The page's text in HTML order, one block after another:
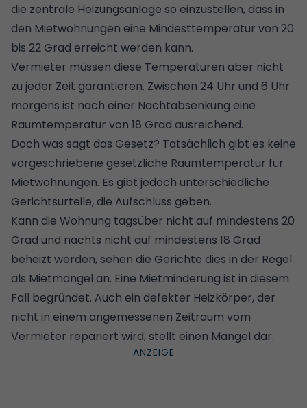
die zentrale Heizungsanlage so einzustellen, dass in
den Mietwohnungen eine Mindesttemperatur von 20
bis 22 Grad erreicht werden kann.
Vermieter müssen diese Temperaturen aber nicht
zu jeder Zeit garantieren. Zwischen 24 Uhr und 6 Uhr
morgens ist nach einer Nachtabsenkung eine
Raumtemperatur von 18 Grad ausreichend.
Doch was sagt das Gesetz? Tatsächlich gibt es keine
vorgeschriebene gesetzliche Raumtemperatur für
Mietwohnungen. Es gibt jedoch unterschiedliche
Gerichtsurteile, die Aufschluss geben.
Kann die Wohnung tagsüber nicht auf mindestens 20
Grad und nachts nicht auf mindestens 18 Grad
beheizt werden, sehen die Gerichte dies in der Regel
als Mietmangel an. Eine Mietminderung ist in diesem
Fall begründet. Auch ein defekter Heizkörper, der
nicht in einem angemessenen Zeitraum vom
Vermieter repariert wird, stellt einen Mangel dar.